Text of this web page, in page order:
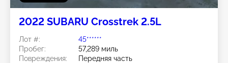
2022 SUBARU Crosstrek 2.5L
Лот #:
45******
Пробег:
57,289 миль
Повреждения:
Передняя часть